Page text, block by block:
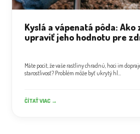
Kyslá a vápenatá pôda: Ako
upraviť jeho hodnotu pre
Máte pocit, že vaše rastliny chradnú, hoci im
starostlivosť? Problém môže byť ukrytý hl...
ČÍTAŤ VIAC →